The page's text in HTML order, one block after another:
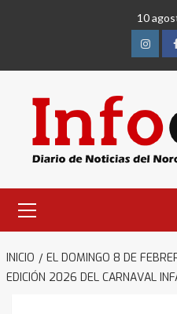
10
primario
INICIO
EL DOMINGO 8 DE
EDICIÓN 2026 DEL CARNAVAL